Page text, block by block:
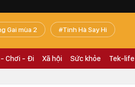
Gai mùa 2 Tinh Hà Say Hi
Chơi - Đi Xã hội Sức khỏe Tek-life